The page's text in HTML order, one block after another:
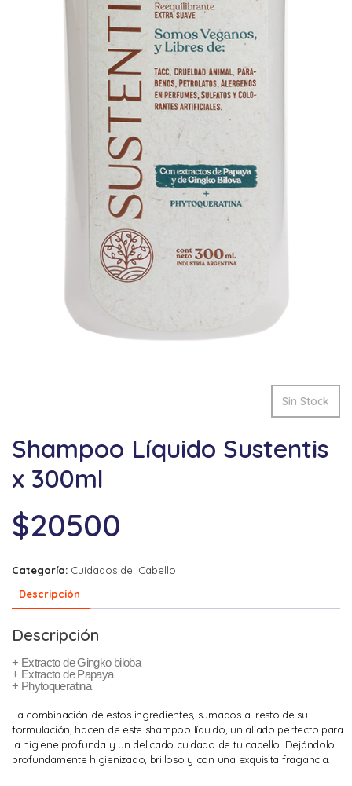
Sin Stock
Shampoo Líquido Sustentis
x 300ml
$20500
Categoría: Cuidados del Cabello
Descripción
Descripción
+ Extracto de Gingko biloba
+ Extracto de Papaya
+ Phytoqueratina
La combinación de estos ingredientes, sumados al resto de su
formulación, hacen de este shampoo líquido, un aliado perfecto para
la higiene profunda y un delicado cuidado de tu cabello. Dejándolo
profundamente higienizado, brilloso y con una exquisita fragancia.